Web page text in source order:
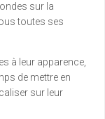
sur la
toutes ses
à leur apparence,
de mettre en
sur leur